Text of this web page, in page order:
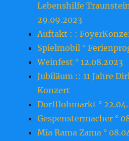
Lebenshilfe
29.09.2023
Auftakt : :
Spielmobil °
Weinfest ° 12.08.2023
Jubiläum :: 11 Jahre
Konzert
Dorfflohmarkt °
Gespenstermacher °
Mia Rama Zama °